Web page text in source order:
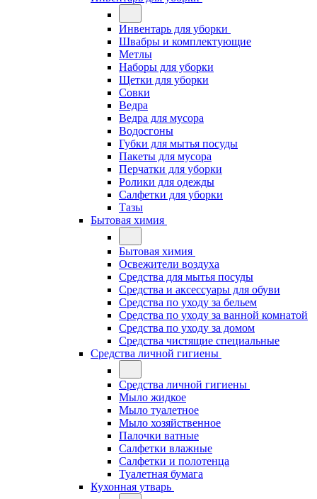
Инвентарь для уборки
Швабры и комплектующие
Метлы
Наборы для уборки
Щетки для уборки
Совки
Ведра
Ведра для мусора
Водосгоны
Губки для мытья посуды
Пакеты для мусора
Перчатки для уборки
Ролики для одежды
Салфетки для уборки
Тазы
Бытовая химия
Бытовая химия
Освежители воздуха
Средства для мытья посуды
Средства и аксессуары для обуви
Средства по уходу за бельем
Средства по уходу за ванной комнатой
Средства по уходу за домом
Средства чистящие специальные
Средства личной гигиены
Средства личной гигиены
Мыло жидкое
Мыло туалетное
Мыло хозяйственное
Палочки ватные
Салфетки влажные
Салфетки и полотенца
Туалетная бумага
Кухонная утварь